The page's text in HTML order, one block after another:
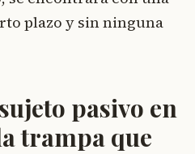
plazo y sin ninguna
pasivo en
trampa que